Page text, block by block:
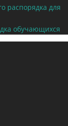
распорядка для
обучающихся